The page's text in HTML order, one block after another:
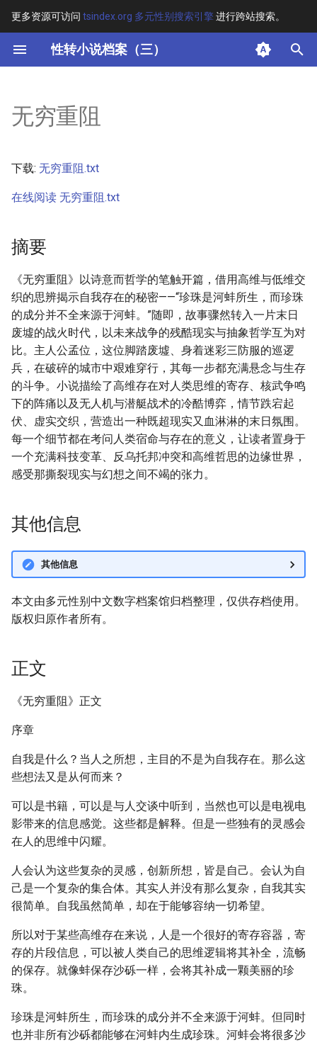
更多资源可访问 tsindex.org 多元性别搜索引擎进行跨站搜索。
性转小说档案（三）
键
开
搜
索
其他信息
正文
无穷重阻
下载: 无穷重阻.txt
在线阅读 无穷重阻.txt
摘要
《无穷重阻》以诗意而哲学的笔触开篇，借用高维与低维交
织的思辨揭示自我存在的秘密——“珍珠是河蚌所生，而珍珠
的成分并不全来源于河蚌。”随即，故事骤然转入一片末日
废墟的战火时代，以未来战争的残酷现实与抽象哲学互为对
比。主人公孟位，这位脚踏废墟、身着迷彩三防服的巡逻
兵，在破碎的城市中艰难穿行，其每一步都充满悬念与生存
的斗争。小说描绘了高维存在对人类思维的寄存、核武争鸣
下的阵痛以及无人机与潜艇战术的冷酷博弈，情节跌宕起
伏、虚实交织，营造出一种既超现实又血淋淋的末日氛围。
每一个细节都在考问人类宿命与存在的意义，让读者置身于
一个充满科技变革、反乌托邦冲突和高维哲思的边缘世界，
感受那撕裂现实与幻想之间不竭的张力。
其他信息
其他信息
本文由多元性别中文数字档案馆归档整理，仅供存档使用。
版权归原作者所有。
正文
《无穷重阻》正文
序章
自我是什么？当人之所想，主目的不是为自我存在。那么这
些想法又是从何而来？
可以是书籍，可以是与人交谈中听到，当然也可以是电视电
影带来的信息感觉。这些都是解释。但是一些独有的灵感会
在人的思维中闪耀。
人会认为这些复杂的灵感，创新所想，皆是自己。会认为自
己是一个复杂的集合体。其实人并没有那么复杂，自我其实
很简单。自我虽然简单，却在于能够容纳一切希望。
所以对于某些高维存在来说，人是一个很好的寄存容器，寄
存的片段信息，可以被人类自己的思维逻辑将其补全，流畅
的保存。就像蚌保存沙砾一样，会将其补成一颗美丽的珍
珠。
珍珠是河蚌所生，而珍珠的成分并不全来源于河蚌。但同时
也并非所有沙砾都能够在河蚌内生成珍珠。河蚌会将很多沙